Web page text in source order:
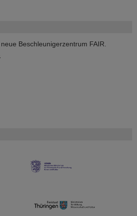
Beschleunigerzentrum FAIR.